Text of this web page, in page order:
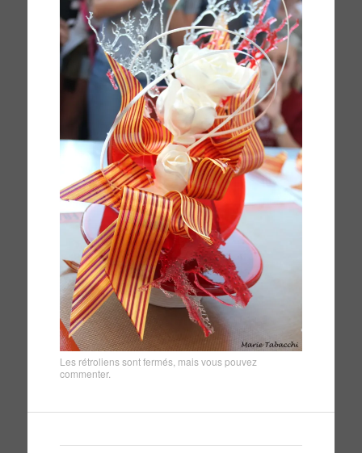
Les rétroliens sont fermés, mais vous pouvez
commenter.